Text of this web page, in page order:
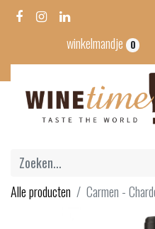
winkelmandje 0
Alle producten Carmen -